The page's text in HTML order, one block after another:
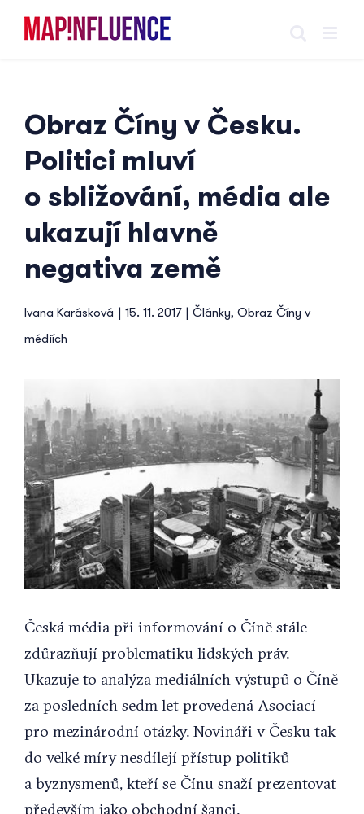
Skip
Obraz Číny v Česku.
Politici mluví
o sbližování, média ale
ukazují hlavně
negativa země
Ivana Karásková | 15. 11. 2017 | Články, Obraz Číny v
médiích
Larger
Image
Česká média při informování o Číně stále
zdůrazňují problematiku lidských práv.
Ukazuje to analýza mediálních výstupů o Číně
za posledních sedm let provedená Asociací
pro mezinárodní otázky. Novináři v Česku tak
do velké míry nesdílejí přístup politiků
a byznysmenů, kteří se Čínu snaží prezentovat
především jako obchodní šanci.